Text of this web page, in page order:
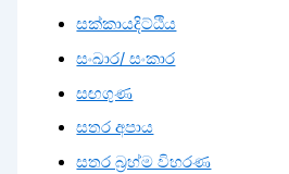
සක්කායදිට්ඨිය
සංඛාර/ සංකාර
සඟගුණ
සතර අපාය
සතර බ්‍රහ්ම විහරණ